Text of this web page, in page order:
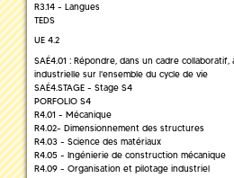
R3.14 - Langues
TEDS
UE 4.2
SAÉ4.01 : Répondre, dans un cadre
industrielle sur l'ensemble du cycle de vie
SAÉ4.STAGE - Stage S4
PORFOLIO S4
R4.01 - Mécanique
R4.02- Dimensionnement des structures
R4.03 - Science des matériaux
R4.05 - Ingénierie de construction mécanique
R4.09 - Organisation et pilotage industriel